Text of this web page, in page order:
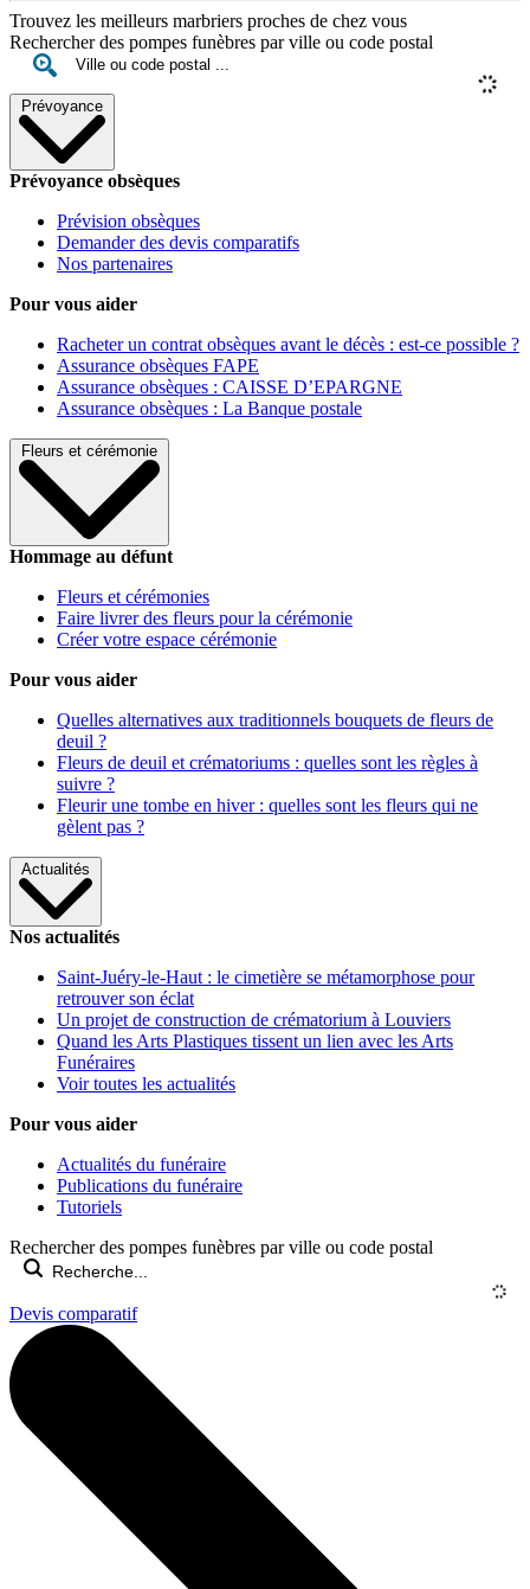
Trouvez les meilleurs marbriers proches de chez vous
Rechercher des pompes funèbres par ville ou code postal
Prévoyance
Prévoyance obsèques
Prévision obsèques
Demander des devis comparatifs
Nos partenaires
Pour vous aider
Racheter un contrat obsèques avant le décès : est-ce possible ?
Assurance obsèques FAPE
Assurance obsèques : CAISSE D’EPARGNE
Assurance obsèques : La Banque postale
Fleurs et cérémonie
Hommage au défunt
Fleurs et cérémonies
Faire livrer des fleurs pour la cérémonie
Créer votre espace cérémonie
Pour vous aider
Quelles alternatives aux traditionnels bouquets de fleurs de
deuil ?
Fleurs de deuil et crématoriums : quelles sont les règles à
suivre ?
Fleurir une tombe en hiver : quelles sont les fleurs qui ne
gèlent pas ?
Actualités
Nos actualités
Saint-Juéry-le-Haut : le cimetière se métamorphose pour
retrouver son éclat
Un projet de construction de crématorium à Louviers
Quand les Arts Plastiques tissent un lien avec les Arts
Funéraires
Voir toutes les actualités
Pour vous aider
Actualités du funéraire
Publications du funéraire
Tutoriels
Rechercher des pompes funèbres par ville ou code postal
Devis comparatif